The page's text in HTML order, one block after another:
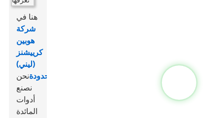
هنا في
شركة
هوبين
كرييشنز
(ليني)
المحدودةنحن
نصنع
أدوات
المائدة